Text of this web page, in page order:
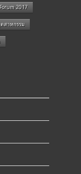
2017
สาหกรรม